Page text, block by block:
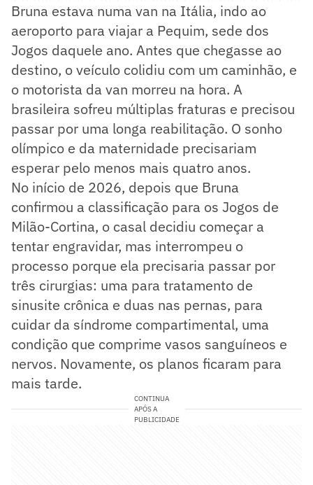
Bruna estava numa van na Itália, indo ao
aeroporto para viajar a Pequim, sede dos
Jogos daquele ano. Antes que chegasse ao
destino, o veículo colidiu com um caminhão, e
o motorista da van morreu na hora. A
brasileira sofreu múltiplas fraturas e precisou
passar por uma longa reabilitação. O sonho
olímpico e da maternidade precisariam
esperar pelo menos mais quatro anos.
No início de 2026, depois que Bruna
confirmou a classificação para os Jogos de
Milão-Cortina, o casal decidiu começar a
tentar engravidar, mas interrompeu o
processo porque ela precisaria passar por
três cirurgias: uma para tratamento de
sinusite crônica e duas nas pernas, para
cuidar da síndrome compartimental, uma
condição que comprime vasos sanguíneos e
nervos. Novamente, os planos ficaram para
mais tarde.
CONTINUA
APÓS A
PUBLICIDADE